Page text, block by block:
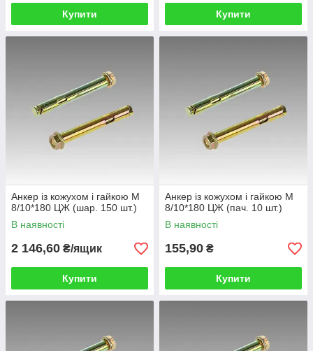
Купити Купити
Анкер із кожухом і гайкою М
8/10*180 ЦЖ (шар. 150 шт.)
В наявності
2 146,60 ₴/ящик
Купити
Анкер із кожухом і гайкою М
8/10*180 ЦЖ (пач. 10 шт.)
В наявності
155,90 ₴
Купити